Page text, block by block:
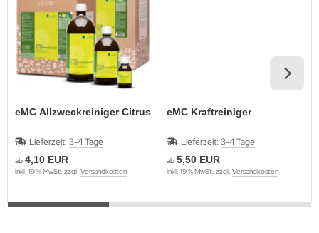
eMC Allzweckreiniger Citrus
Lieferzeit: 3-4 Tage
ab 4,10 EUR
inkl. 19 % MwSt. zzgl. Versandkosten
eMC Kraftreiniger
Lieferzeit: 3-4 Tage
ab 5,50 EUR
inkl. 19 % MwSt. zzgl. Versandkosten